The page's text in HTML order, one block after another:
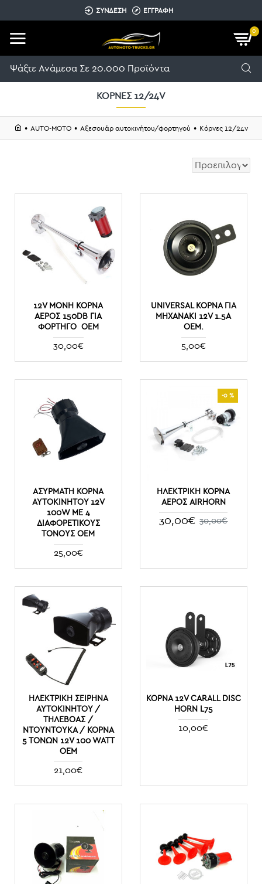
ΣΥΝΔΕΣΗ ΕΓΓΡΑΦΗ
0
AUTO-MOTO Αξεσουάρ αυτοκινήτου/φορτηγού Κόρνες 12/24v
ΚΌΡΝΕΣ 12/24V
12V ΜΟΝΉ ΚΌΡΝΑ
ΑΈΡΟΣ 150DB ΓΙΑ
ΦΟΡΤΗΓΌ ΟΕΜ
30,00€
UNIVERSAL ΚΌΡΝΑ ΓΙΑ
ΜΗΧΑΝΆΚΙ 12V 1.5A
OEM.
5,00€
ΑΣΎΡΜΑΤΗ ΚΌΡΝΑ
ΑΥΤΟΚΙΝΉΤΟΥ 12V
100W ΜΕ 4
ΔΙΑΦΟΡΕΤΙΚΟΎΣ
ΤΌΝΟΥΣ OEM
25,00€
-0 %
ΗΛΕΚΤΡΙΚΗ ΚΟΡΝΑ
ΑΕΡΟΣ AIRHORN
30,00€ 30,00€
ΗΛΕΚΤΡΙΚΉ ΣΕΙΡΉΝΑ
ΑΥΤΟΚΙΝΉΤΟΥ /
ΤΗΛΕΒΌΑΣ /
ΝΤΟΥΝΤΟΎΚΑ / ΚΌΡΝΑ
5 ΤΌΝΩΝ 12V 100 WATT
OEM
21,00€
ΚΟΡΝΑ 12V CARALL DISC
HORN L75
10,00€